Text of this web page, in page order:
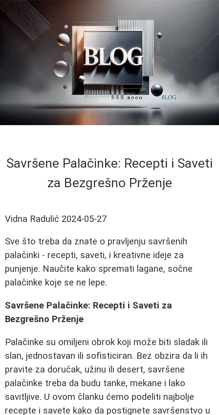
Savršene Palačinke: Recepti i Saveti
za Bezgrešno Prženje
Vidna Radulić 2024-05-27
Sve što treba da znate o pravljenju savršenih
palačinki - recepti, saveti, i kreativne ideje za
punjenje. Naučite kako spremati lagane, sočne
palačinke koje se ne lepe.
Savršene Palačinke: Recepti i Saveti za
Bezgrešno Prženje
Palačinke su omiljeni obrok koji može biti sladak ili
slan, jednostavan ili sofisticiran. Bez obzira da li ih
pravite za doručak, užinu ili desert, savršene
palačinke treba da budu tanke, mekane i lako
savitljive. U ovom članku ćemo podeliti najbolje
recepte i savete kako da postignete savršenstvo u